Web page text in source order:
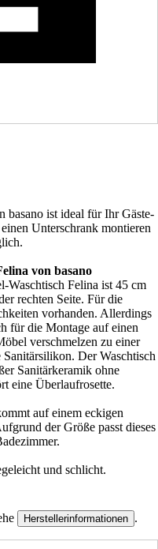
basano ist ideal für Ihr Gäste-
Unterschrank montieren
von basano
Waschtisch Felina ist 45 cm
rechten Seite. Für die
vorhanden. Allerdings
für die Montage auf einen
verschmelzen zu einer
Der Waschtisch
Sanitärkeramik ohne
eine Überlaufrosette.
auf einem eckigen
der Größe passt dieses
und schlicht.
Herstellerinformationen .